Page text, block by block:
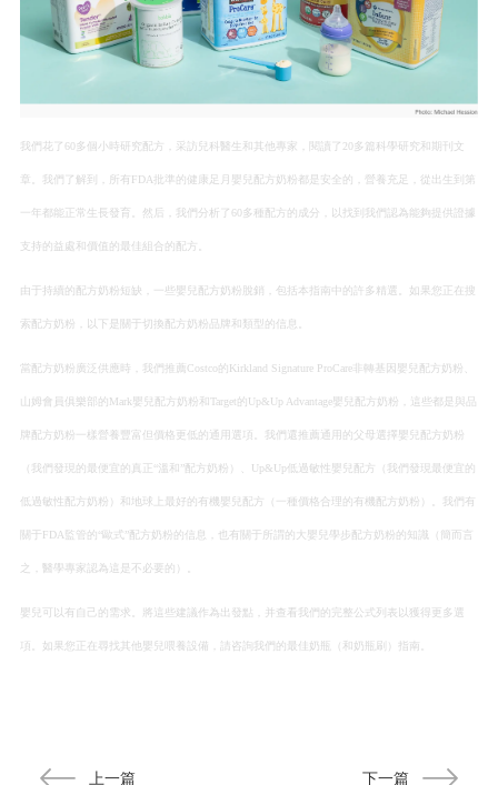
我們花了60多個小時研究配方，采訪兒科醫生和其他專家，閱讀了20多篇科學研究和期刊文
章。我們了解到，所有FDA批準的健康足月嬰兒配方奶粉都是安全的，營養充足，從出生到第
一年都能正常生長發育。然后，我們分析了60多種配方的成分，以找到我們認為能夠提供證據
支持的益處和價值的最佳組合的配方。
由于持續的配方奶粉短缺，一些嬰兒配方奶粉脫銷，包括本指南中的許多精選。如果您正在搜
索配方奶粉，以下是關于切換配方奶粉品牌和類型的信息。
當配方奶粉廣泛供應時，我們推薦Costco的Kirkland Signature ProCare非轉基因嬰兒配方奶粉、
山姆會員俱樂部的Mark嬰兒配方奶粉和Target的Up&Up Advantage嬰兒配方奶粉，這些都是與品
牌配方奶粉一樣營養豐富但價格更低的通用選項。我們還推薦通用的父母選擇嬰兒配方奶粉
（我們發現的最便宜的真正“溫和”配方奶粉）、Up&Up低過敏性嬰兒配方（我們發現最便宜的
低過敏性配方奶粉）和地球上最好的有機嬰兒配方（一種價格合理的有機配方奶粉）。我們有
關于FDA監管的“歐式”配方奶粉的信息，也有關于所謂的大嬰兒學步配方奶粉的知識（簡而言
之，醫學專家認為這是不必要的）。
嬰兒可以有自己的需求。將這些建議作為出發點，并查看我們的完整公式列表以獲得更多選
項。如果您正在尋找其他嬰兒喂養設備，請咨詢我們的最佳奶瓶（和奶瓶刷）指南。
上一篇 下一篇